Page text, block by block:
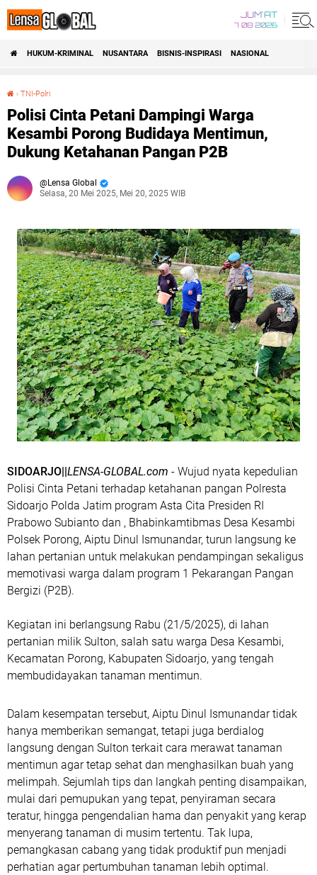
JUM'AT
7 08 2026
HUKUM-KRIMINAL NUSANTARA BISNIS-INSPIRASI NASIONAL
› TNI-Polri
Polisi Cinta Petani Dampingi Warga
Kesambi Porong Budidaya Mentimun,
Dukung Ketahanan Pangan P2B
Lensa Global
Selasa, 20 Mei 2025, Mei 20, 2025 WIB
SIDOARJO||LENSA-GLOBAL.com - Wujud nyata kepedulian
Polisi Cinta Petani terhadap ketahanan pangan Polresta
Sidoarjo Polda Jatim program Asta Cita Presiden RI
Prabowo Subianto dan , Bhabinkamtibmas Desa Kesambi
Polsek Porong, Aiptu Dinul Ismunandar, turun langsung ke
lahan pertanian untuk melakukan pendampingan sekaligus
memotivasi warga dalam program 1 Pekarangan Pangan
Bergizi (P2B).
Kegiatan ini berlangsung Rabu (21/5/2025), di lahan
pertanian milik Sulton, salah satu warga Desa Kesambi,
Kecamatan Porong, Kabupaten Sidoarjo, yang tengah
membudidayakan tanaman mentimun.
Dalam kesempatan tersebut, Aiptu Dinul Ismunandar tidak
hanya memberikan semangat, tetapi juga berdialog
langsung dengan Sulton terkait cara merawat tanaman
mentimun agar tetap sehat dan menghasilkan buah yang
melimpah. Sejumlah tips dan langkah penting disampaikan,
mulai dari pemupukan yang tepat, penyiraman secara
teratur, hingga pengendalian hama dan penyakit yang kerap
menyerang tanaman di musim tertentu. Tak lupa,
pemangkasan cabang yang tidak produktif pun menjadi
perhatian agar pertumbuhan tanaman lebih optimal.